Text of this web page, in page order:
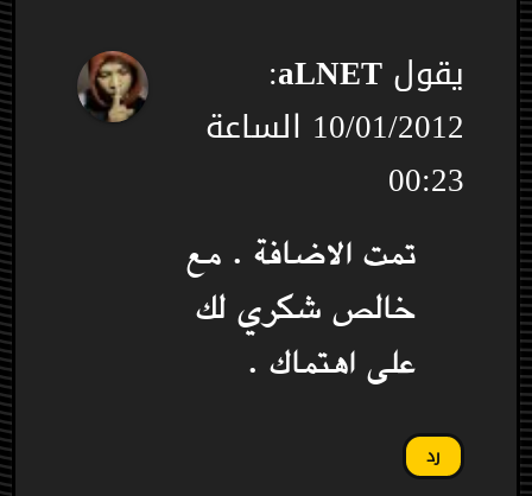
يقولaLNET
:
10/01/2012 الساعة
00:23
تمت الاضافة . مع
خالص شكري لك
على اهتماك .
رد